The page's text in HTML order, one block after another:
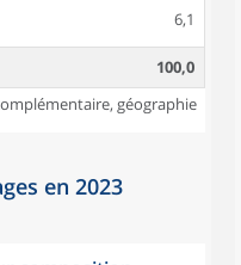
6,1
100,0
géographie
en 2023